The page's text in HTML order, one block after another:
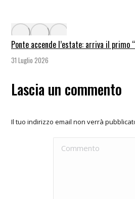
Ponte accende l’estate: arriva il
31 Luglio 2026
Lascia un commento
Il tuo indirizzo email non verrà